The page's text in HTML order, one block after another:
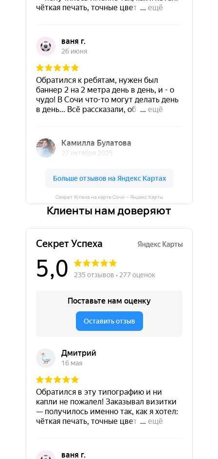
Секрет Успеха на карте Сочи — Яндекс Карты
Клиенты нам доверяют